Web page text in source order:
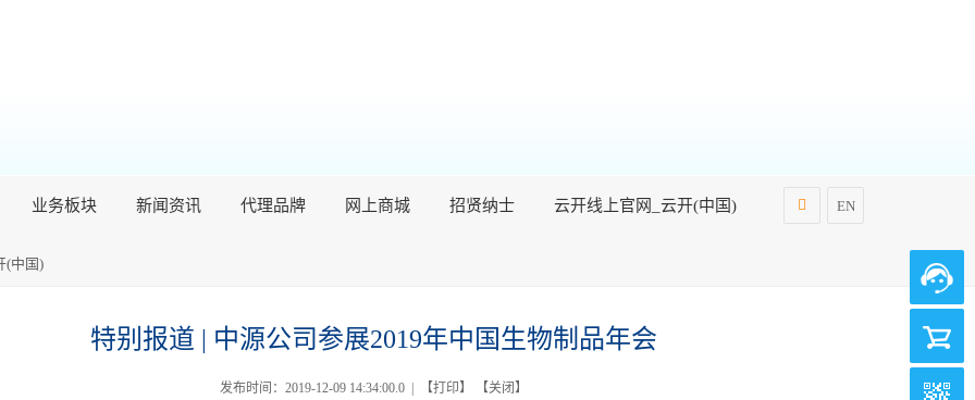
业务板块 新闻资讯 代理品牌 网上商城 招贤纳士 云开线上官网_云开(中国) EN
(中国)
特别报道 | 中源公司参展2019年中国生物制品年会
发布时间：2019-12-09 14:34:00.0 | 【打印】 【关闭 】